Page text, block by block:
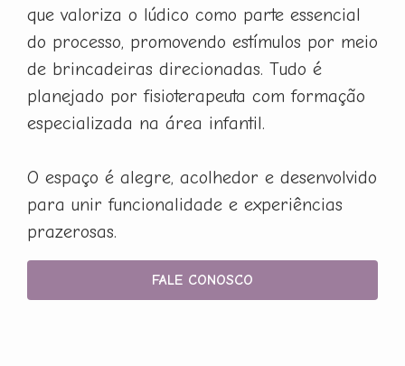
que valoriza o lúdico como parte essencial
do processo, promovendo estímulos por meio
de brincadeiras direcionadas. Tudo é
planejado por fisioterapeuta com formação
especializada na área infantil.
O espaço é alegre, acolhedor e desenvolvido
para unir funcionalidade e experiências
prazerosas.
FALE CONOSCO